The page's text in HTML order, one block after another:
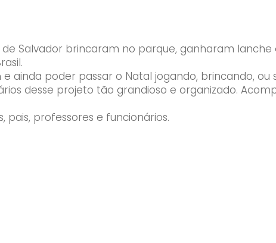
de Salvador brincaram no parque, ganharam
poder passar o Natal jogando, brincando, ou
desse projeto tão grandioso e organizado.
professores e funcionários.